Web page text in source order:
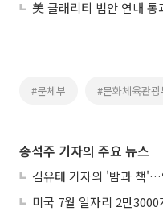
#문체부 #문화체육관광
송석주 기자의 주요 뉴스
미국 7월 일자리 2만